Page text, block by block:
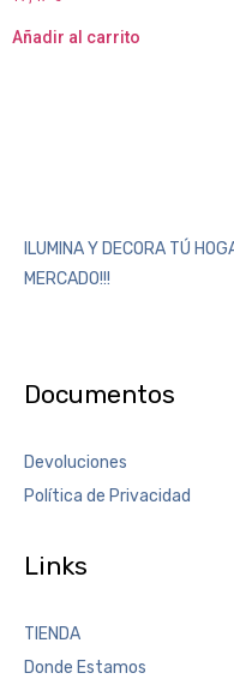
Añadir al carrito
ILUMINA Y DECORA TÚ
MERCADO!!!
Documentos
Devoluciones
Política de Privacidad
Links
TIENDA
Donde Estamos